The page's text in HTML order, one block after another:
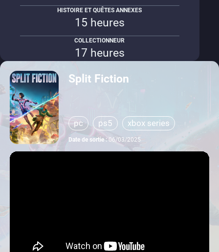
HISTOIRE ET QUÊTES ANNEXES
15 heures
COLLECTIONNEUR
17 heures
Split Fiction
pc ps5
xbox series
switch 2
Date de sortie : 06/03/2025